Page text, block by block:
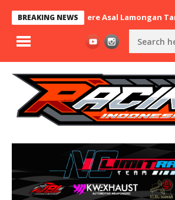
BREAKING NEWSx BaraBere Asal Lamongan